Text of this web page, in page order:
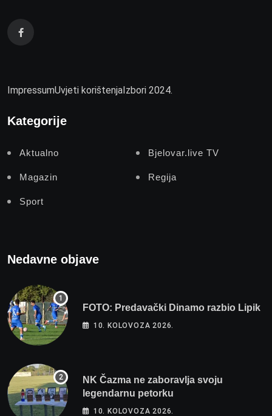
ImpressumUvjeti korištenja Izbori 2024.
Kategorije
Aktualno Bjelovar.live TV
Magazin Regija
Sport
Nedavne objave
FOTO: Predavački Dinamo razbio Lipik
10. KOLOVOZA 2026.
NK Čazma ne zaboravlja svoju
legendarnu petorku
10. KOLOVOZA 2026.